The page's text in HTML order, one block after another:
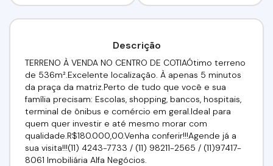
Descrição
TERRENO À VENDA NO CENTRO DE COTIAÓtimo terreno
de 536m².Excelente localização. À apenas 5 minutos
da praça da matriz.Perto de tudo que você e sua
família precisam: Escolas, shopping, bancos, hospitais,
terminal de ônibus e comércio em geral.Ideal para
quem quer investir e até mesmo morar com
qualidade.R$180.000,00.Venha conferir!!!Agende já a
sua visita!!!(11) 4243-7733 / (11) 98211-2565 / (11)97417-
8061 Imobiliária Alfa Negócios.